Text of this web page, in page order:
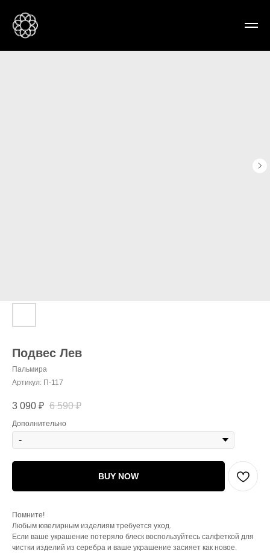
Подвес Лев
Пальмира
Артикул: П-117
3 090 ₽ 6 590 ₽
Дополнительно
BUY NOW
Помните!
Любым ювелирным изделиям требуется уход.
Если ваше украшение потеряло блеск воспользуйтесь салфеткой для
чистки изделий из серебра и ваше украшение засияет как новое.